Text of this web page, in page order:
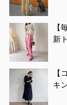
【
新
【
キ